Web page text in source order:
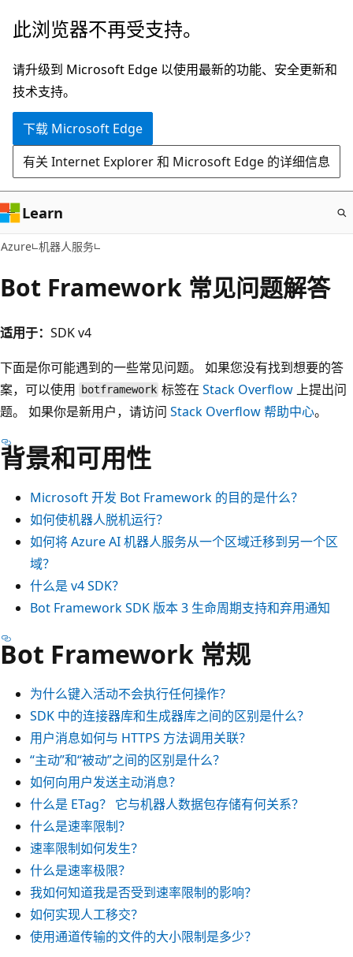
跳
主
要
内
此浏览器不再受支持。
请升级到 Microsoft Edge 以使用最新的功能、安全更新和
技术支持。
下载 Microsoft Edge
有关 Internet Explorer 和 Microsoft Edge 的详细信息
Learn
Azure 机器人服务
Bot Framework 常见问题解答
适用于： SDK v4
下面是你可能遇到的一些常见问题。 如果您没有找到想要的答
案，可以使用
botframework 标签在Stack Overflow 上提出问
题。 如果你是新用户，请访问 Stack Overflow 帮助中心。
背景和可用性
Microsoft 开发 Bot Framework 的目的是什么？
如何使机器人脱机运行？
如何将 Azure AI 机器人服务从一个区域迁移到另一个区
域？
什么是 v4 SDK？
Bot Framework SDK 版本 3 生命周期支持和弃用通知
Bot Framework 常规
为什么键入活动不会执行任何操作？
SDK 中的连接器库和生成器库之间的区别是什么？
用户消息如何与 HTTPS 方法调用关联？
“主动”和“被动”之间的区别是什么？
如何向用户发送主动消息？
什么是 ETag？ 它与机器人数据包存储有何关系？
什么是速率限制？
速率限制如何发生？
什么是速率极限？
我如何知道我是否受到速率限制的影响？
如何实现人工移交？
使用通道传输的文件的大小限制是多少？